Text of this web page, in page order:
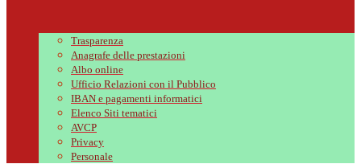
Trasparenza
Anagrafe delle prestazioni
Albo online
Ufficio Relazioni con il Pubblico
IBAN e pagamenti informatici
Elenco Siti tematici
AVCP
Privacy
Personale